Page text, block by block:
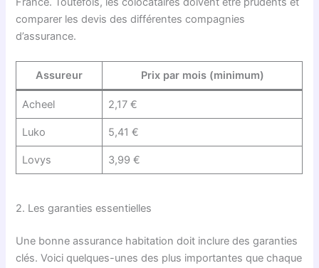
comparer les devis des différentes compagnies
d’assurance.
Assureur Prix par mois (minimum)
Acheel 2,17 €
Luko 5,41 €
Lovys 3,99 €
2. Les garanties essentielles
Une bonne assurance habitation doit inclure des garanties
clés. Voici quelques-unes des plus importantes que chaque